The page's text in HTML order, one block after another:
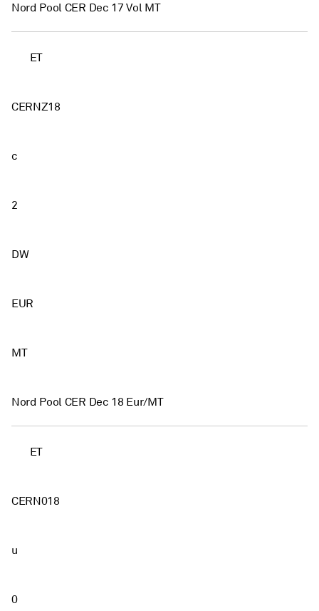
Nord Pool CER Dec 17 Vol MT
ET
CERNZ18
c
2
DW
EUR
MT
Nord Pool CER Dec 18 Eur/MT
ET
CERN018
u
0